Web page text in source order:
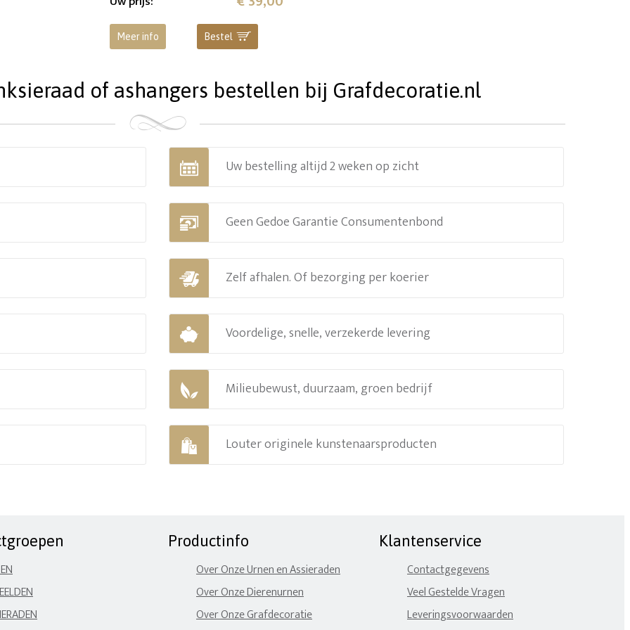
Meer info Bestel
of ashangers bestellen bij Grafdecoratie.nl
Uw bestelling altijd 2 weken op zicht
Geen Gedoe Garantie Consumentenbond
Zelf afhalen. Of bezorging per koerier
Voordelige, snelle, verzekerde levering
Milieubewust, duurzaam, groen bedrijf
Louter originele kunstenaarsproducten
Productinfo
Over Onze Urnen en Assieraden
Over Onze Dierenurnen
Over Onze Grafdecoratie
Klantenservice
Contactgegevens
Veel Gestelde Vragen
Leveringsvoorwaarden